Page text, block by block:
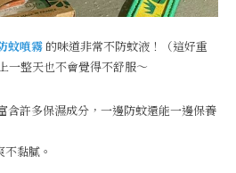
蚊噴霧 的味道非常不防蚊液！（這好重
一整天也不會覺得不舒服～
含許多保濕成分，一邊防蚊還能一邊保養
黏膩。